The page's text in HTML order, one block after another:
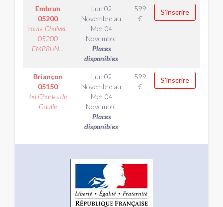
Embrun
05200
route Chalvet,
05200
EMBRUN...
Lun 02
Novembre au
Mer 04
Novembre
Places
disponibles
599
€
S'inscrire
Briançon
05150
bd Charles de
Gaulle
Lun 02
Novembre au
Mer 04
Novembre
Places
disponibles
599
€
S'inscrire